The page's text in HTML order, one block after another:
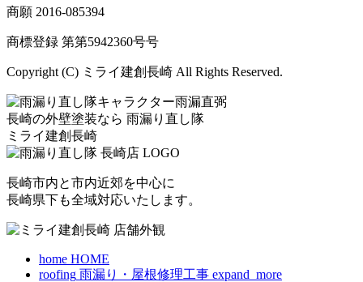
商願 2016-085394
商標登録 第第5942360号号
Copyright (C) ミライ建創長崎 All Rights Reserved.
長崎の外壁塗装なら 雨漏り直し隊
ミライ建創長崎
長崎市内と市内近郊を中心に
長崎県下も全域対応いたします。
home HOME
roofing 雨漏り・屋根修理工事 expand_more